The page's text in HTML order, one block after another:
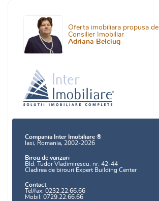
Oferta imobiliara propusa de
Consilier Imobiliar
Adriana Belciug
Compania Inter Imobiliare ®
Iasi, Romania, 2002-2026
Birou de vanzari
Bld. Tudor Vladimirescu, nr. 42-44
Cladirea de birouri Expert Building Center
Contact
Tel/fax: 0232.22.66.66
Mobil: 0729.22.66.66